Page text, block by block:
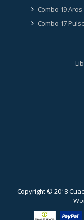
Combo 19 Aros
Combo 17
Copyright © 2018